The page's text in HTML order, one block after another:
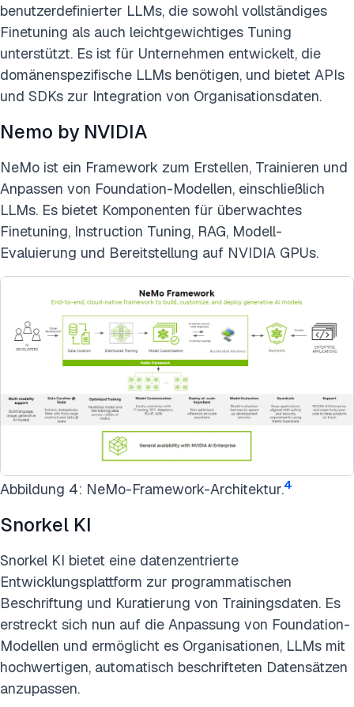
benutzerdefinierter LLMs, die sowohl vollständiges
Finetuning als auch leichtgewichtiges Tuning
unterstützt. Es ist für Unternehmen entwickelt, die
domänenspezifische LLMs benötigen, und bietet APIs
und SDKs zur Integration von Organisationsdaten.
Nemo by NVIDIA
NeMo ist ein Framework zum Erstellen, Trainieren und
Anpassen von Foundation-Modellen, einschließlich
LLMs. Es bietet Komponenten für überwachtes
Finetuning, Instruction Tuning, RAG, Modell-
Evaluierung und Bereitstellung auf NVIDIA GPUs.
Abbildung 4: NeMo-Framework-Architektur.4
Snorkel KI
Snorkel KI bietet eine datenzentrierte
Entwicklungsplattform zur programmatischen
Beschriftung und Kuratierung von Trainingsdaten. Es
erstreckt sich nun auf die Anpassung von Foundation-
Modellen und ermöglicht es Organisationen, LLMs mit
hochwertigen, automatisch beschrifteten Datensätzen
anzupassen.